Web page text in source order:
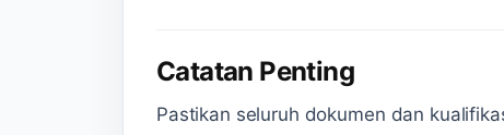
Catatan Penting
Pastikan seluruh dokumen dan